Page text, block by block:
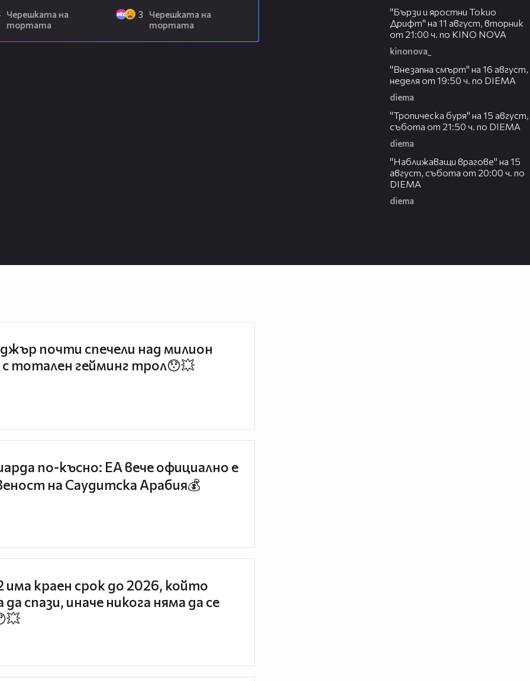
Черешката на
тортата
3
Черешката на
тортата
"Бързи и яростни Токио
Дрифт" на 11 август, вторник
от 21:00 ч. по KINO NOVA
kinonova_
"Внезапна смърт" на 16 август,
неделя от 19:50 ч. по DIEMA
diema
"Тропическа буря" на 15 август,
събота от 21:50 ч. по DIEMA
diema
"Наближаващи врагове" на 15
август, събота от 20:00 ч. по
DIEMA
diema
почти спечели над милион
с тотален гейминг трол😯💥
по-късно: EA вече официално е
на Саудитска Арабия💰
има краен срок до 2026, който
спази, иначе никога няма да се